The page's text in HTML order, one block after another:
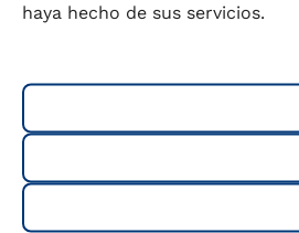
haya hecho de sus servicios.